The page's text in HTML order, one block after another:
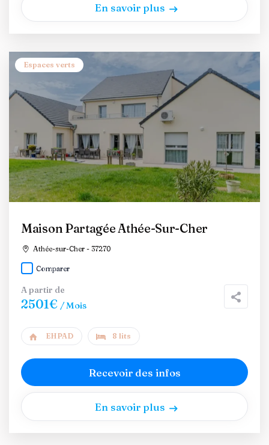
En savoir plus
Espaces verts
Maison Partagée Athée-Sur-Cher
Athée-sur-Cher - 37270
Comparer
A partir de
2501€ / Mois
EHPAD 8 lits
Recevoir des infos
En savoir plus